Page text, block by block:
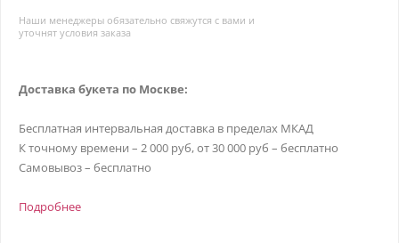
Наши менеджеры обязательно свяжутся с вами и
уточнят условия заказа
Доставка букета по Москве:
Бесплатная интервальная доставка в пределах МКАД
К точному времени – 2 000 руб, от 30 000 руб – бесплатно
Самовывоз – бесплатно
Подробнее